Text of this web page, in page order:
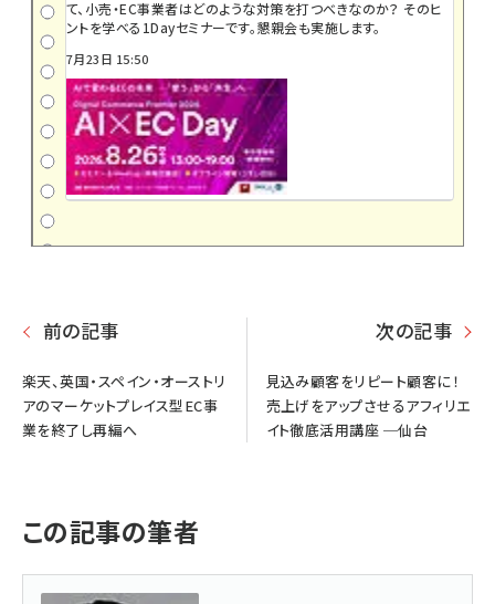
て、小売・EC事業者はどのような対策を打つべきなのか？ そのヒ
ントを学べる1Dayセミナーです。懇親会も実施します。
7月23日 15:50
前の記事
楽天、英国・スペイン・オーストリ
アのマーケットプレイス型EC事
業を終了し再編へ
次の記事
見込み顧客をリピート顧客に！
売上げをアップさせるアフィリエ
イト徹底活用講座 ─仙台
この記事の筆者